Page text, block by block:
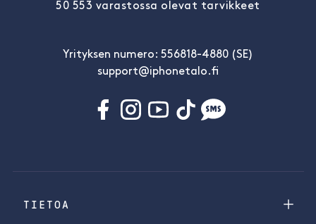
50 553 varastossa olevat tarvikkeet
Yrityksen numero: 556818-4880 (SE)
support@iphonetalo.fi
TIETOA